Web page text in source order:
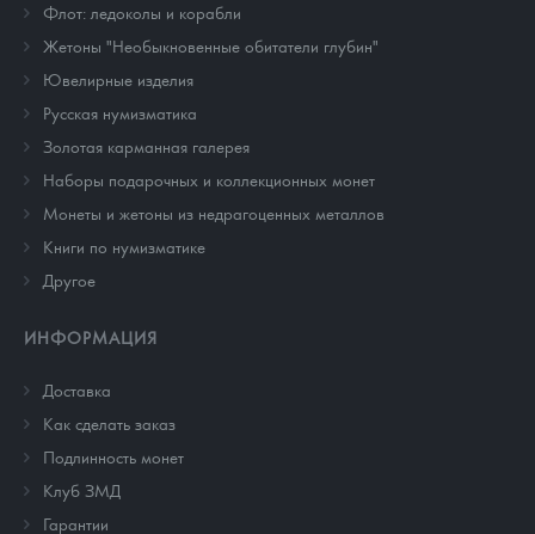
Флот: ледоколы и корабли
Жетоны "Необыкновенные обитатели глубин"
Ювелирные изделия
Русская нумизматика
Золотая карманная галерея
Наборы подарочных и коллекционных монет
Монеты и жетоны из недрагоценных металлов
Книги по нумизматике
Другое
ИНФОРМАЦИЯ
Доставка
Как сделать заказ
Подлинность монет
Клуб ЗМД
Гарантии